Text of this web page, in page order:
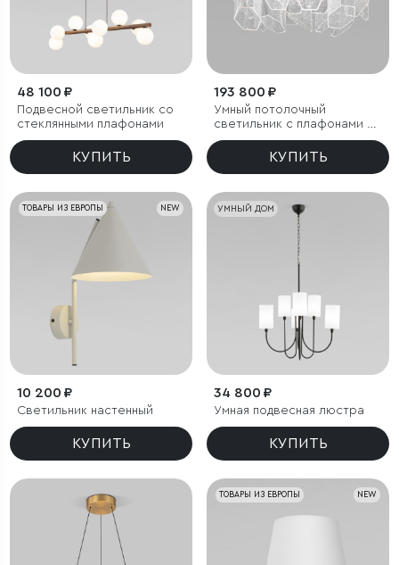
48 100 ₽
Подвесной светильник со
стеклянными плафонами
КУПИТЬ
193 800 ₽
Умный потолочный
светильник с плафонами из
фактурного стекла
КУПИТЬ
NEW
ТОВАРЫ ИЗ ЕВРОПЫ
10 200 ₽
Светильник настенный
КУПИТЬ
УМНЫЙ ДОМ
34 800 ₽
Умная подвесная люстра
КУПИТЬ
NEW
ТОВАРЫ ИЗ ЕВРОПЫ